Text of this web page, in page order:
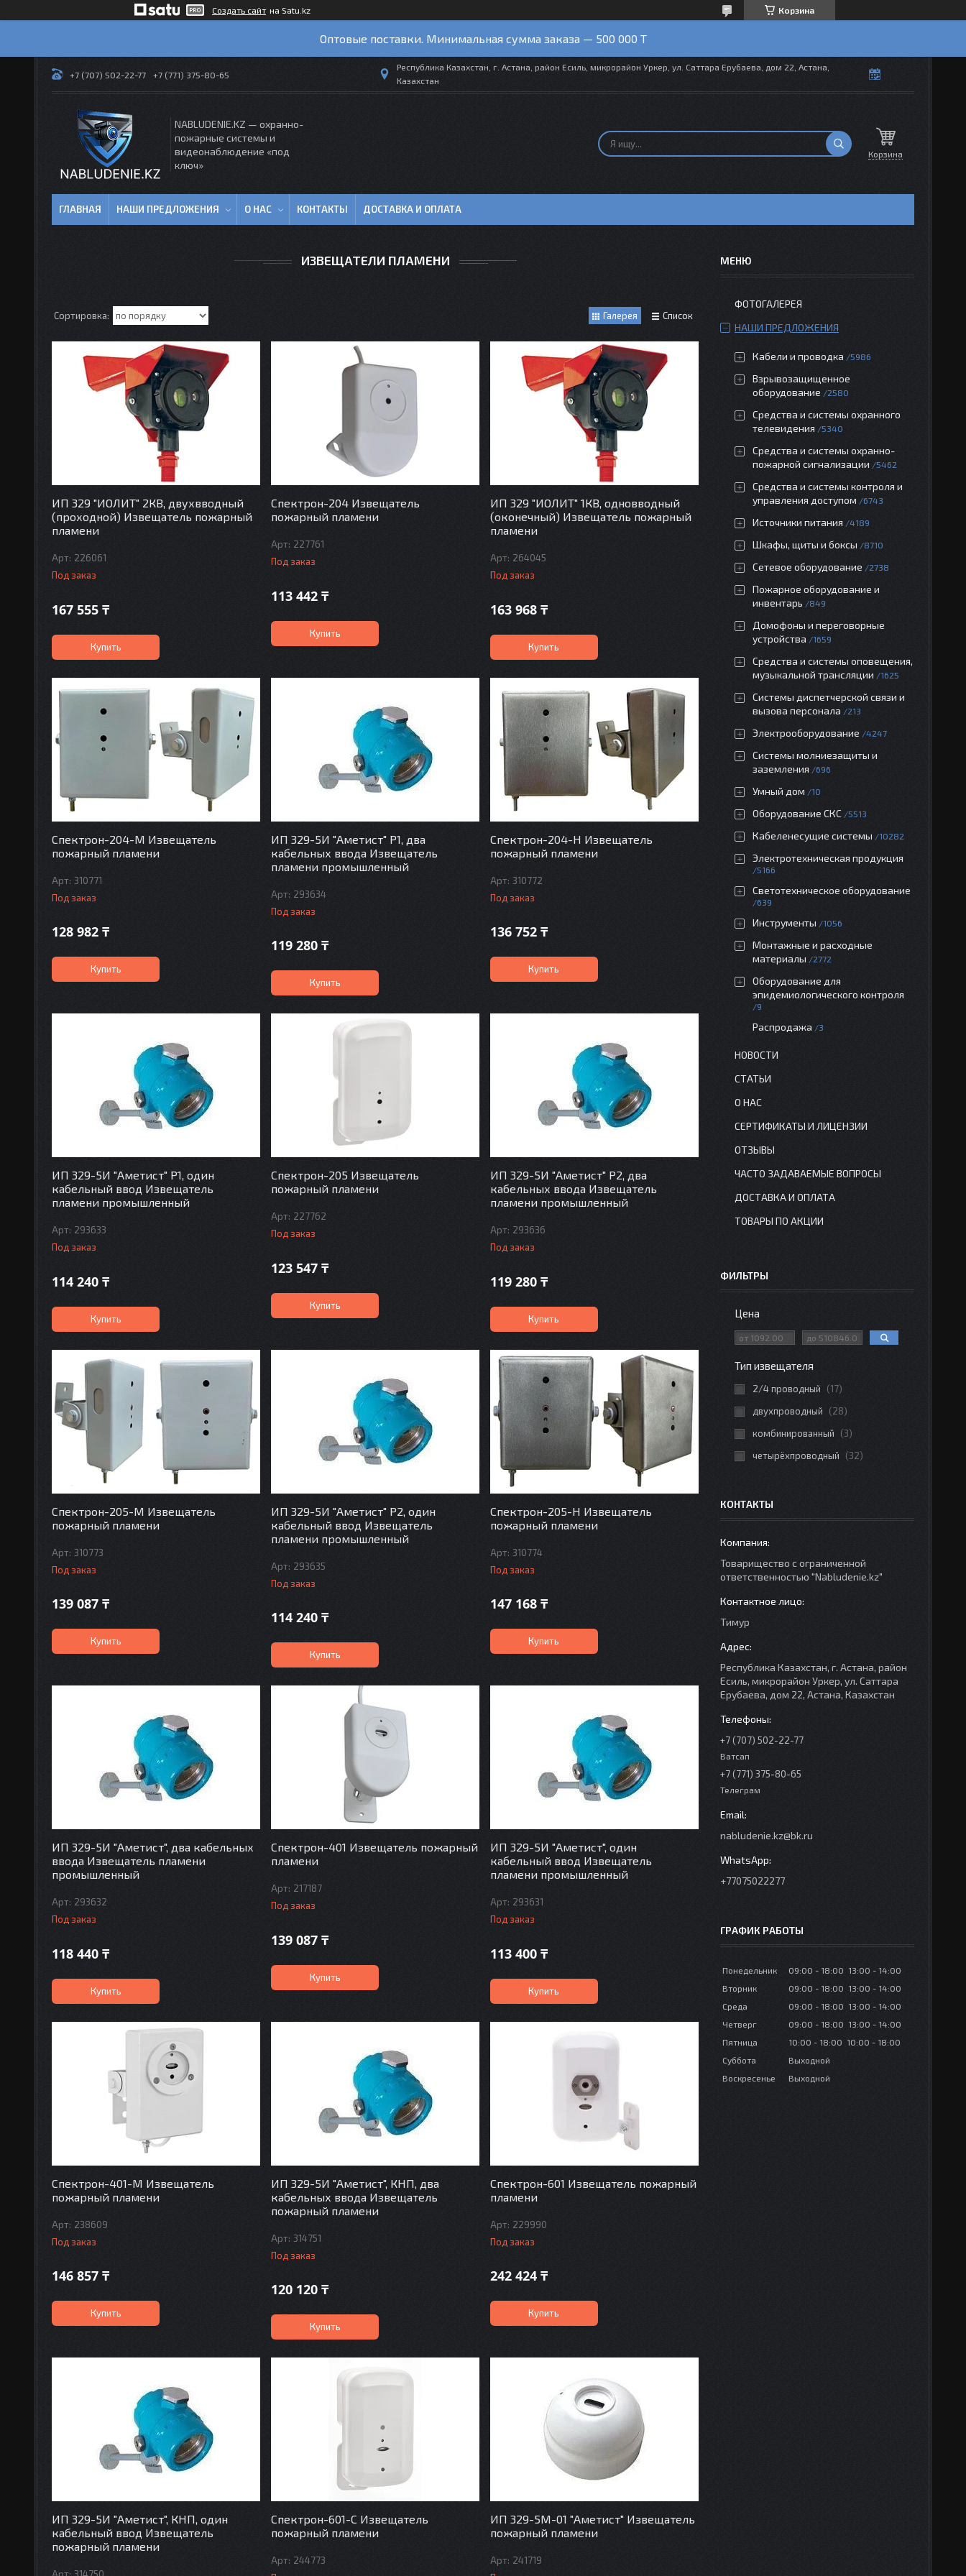
Создать сайт на Satu.kz Корзина
Оптовые поставки. Минимальная сумма заказа — 500 000 T
+7 (707) 502-22-77 +7 (771) 375-80-65
Республика Казахстан, г. Астана, район Есиль, микрорайон Уркер, ул. Саттара Ерубаева, дом 22, Астана,
Казахстан
NABLUDENIE.KZ — охранно-
пожарные системы и
видеонаблюдение «под
ключ»
Корзина
ГЛАВНАЯ НАШИ ПРЕДЛОЖЕНИЯ О НАС КОНТАКТЫ ДОСТАВКА И ОПЛАТА
ИЗВЕЩАТЕЛИ ПЛАМЕНИ
Галерея Список
ИП 329 "ИОЛИТ" 2КВ, двухвводный
(проходной) Извещатель пожарный
пламени
226061
Под заказ
167 555 ₸
Купить
Спектрон-204 Извещатель
пожарный пламени
227761
Под заказ
113 442 ₸
Купить
ИП 329 "ИОЛИТ" 1КВ, одновводный
(оконечный) Извещатель пожарный
пламени
264045
Под заказ
163 968 ₸
Купить
Спектрон-204-М Извещатель
пожарный пламени
310771
Под заказ
128 982 ₸
Купить
ИП 329-5И "Аметист" Р1, два
кабельных ввода Извещатель
пламени промышленный
293634
Под заказ
119 280 ₸
Купить
Спектрон-204-Н Извещатель
пожарный пламени
310772
Под заказ
136 752 ₸
Купить
ИП 329-5И "Аметист" Р1, один
кабельный ввод Извещатель
пламени промышленный
293633
Под заказ
114 240 ₸
Купить
Спектрон-205 Извещатель
пожарный пламени
227762
Под заказ
123 547 ₸
Купить
ИП 329-5И "Аметист" Р2, два
кабельных ввода Извещатель
пламени промышленный
293636
Под заказ
119 280 ₸
Купить
Спектрон-205-М Извещатель
пожарный пламени
310773
Под заказ
139 087 ₸
Купить
ИП 329-5И "Аметист" Р2, один
кабельный ввод Извещатель
пламени промышленный
293635
Под заказ
114 240 ₸
Купить
Спектрон-205-Н Извещатель
пожарный пламени
310774
Под заказ
147 168 ₸
Купить
ИП 329-5И "Аметист", два кабельных
ввода Извещатель пламени
промышленный
293632
Под заказ
118 440 ₸
Купить
Спектрон-401 Извещатель пожарный
пламени
217187
Под заказ
139 087 ₸
Купить
ИП 329-5И "Аметист", один
кабельный ввод Извещатель
пламени промышленный
293631
Под заказ
113 400 ₸
Купить
Спектрон-401-М Извещатель
пожарный пламени
238609
Под заказ
146 857 ₸
Купить
ИП 329-5И "Аметист", КНП, два
кабельных ввода Извещатель
пожарный пламени
314751
Под заказ
120 120 ₸
Купить
Спектрон-601 Извещатель пожарный
пламени
229990
Под заказ
242 424 ₸
Купить
ИП 329-5И "Аметист", КНП, один
кабельный ввод Извещатель
пожарный пламени
Спектрон-601-С Извещатель
пожарный пламени
244773
ИП 329-5М-01 "Аметист" Извещатель
пожарный пламени
241719
ФОТОГАЛЕРЕЯ
НАШИ ПРЕДЛОЖЕНИЯ
Кабели и проводка 5986
Взрывозащищенное
оборудование
2580
Средства и системы охранного
телевидения
5340
Средства и системы охранно-
пожарной сигнализации
5462
Средства и системы контроля и
управления доступом
6743
Источники питания 4189
Шкафы, щиты и боксы 8710
Сетевое оборудование 2738
Пожарное оборудование и
инвентарь
849
Домофоны и переговорные
устройства
1659
Средства и системы оповещения,
музыкальной трансляции
1625
Системы диспетчерской связи и
вызова персонала
213
Электрооборудование 4247
Системы молниезащиты и
заземления
696
Умный дом 10
Оборудование СКС 5513
Кабеленесущие системы 10282
Электротехническая продукция
5166
Светотехническое оборудование
639
Инструменты 1056
Монтажные и расходные
материалы
2772
Оборудование для
эпидемиологического контроля
9
Распродажа 3
НОВОСТИ
СТАТЬИ
О НАС
СЕРТИФИКАТЫ И ЛИЦЕНЗИИ
ОТЗЫВЫ
ЧАСТО ЗАДАВАЕМЫЕ ВОПРОСЫ
ДОСТАВКА И ОПЛАТА
ТОВАРЫ ПО АКЦИИ
ФИЛЬТРЫ
Цена
Тип извещателя
2/4 проводный
17
двухпроводный
28
комбинированный
3
четырёхпроводный
32
КОНТАКТЫ
Товарищество с ограниченной
ответственностью "Nabludenie.kz"
Тимур
Республика Казахстан, г. Астана, район
Есиль, микрорайон Уркер, ул. Саттара
Ерубаева, дом 22, Астана, Казахстан
+7 (707) 502-22-77
Ватсап
+7 (771) 375-80-65
Телеграм
nabludenie.kz@bk.ru
+77075022277
ГРАФИК РАБОТЫ
Понедельник 09:00 18:00 13:00
14:00
Вторник
09:00 18:00 13:00
14:00
Среда
09:00 18:00 13:00
14:00
Четверг
09:00 18:00 13:00
14:00
Пятница
10:00 18:00 10:00
18:00
Суббота
Выходной
Воскресенье
Выходной